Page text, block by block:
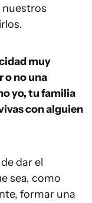
nuestros
muy
o no una
yo, tu familia
con alguien
dar el
sea, como
formar una